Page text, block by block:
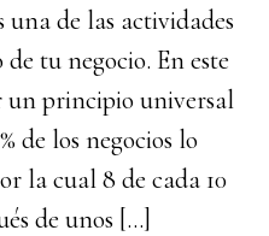
de las actividades
tu negocio. En este
un principio universal
de los negocios lo
la cual 8 de cada 10
de unos […]